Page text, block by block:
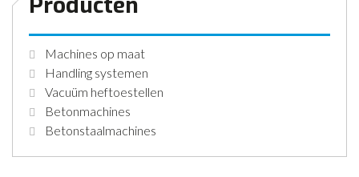
Machines op maat
Handling systemen
Vacuüm heftoestellen
Betonmachines
Betonstaalmachines